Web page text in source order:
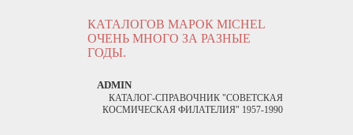
КАТАЛОГОВ МАРОК MICHEL
ОЧЕНЬ МНОГО ЗА РАЗНЫЕ
ГОДЫ.
ADMIN
КАТАЛОГ-СПРАВОЧНИК "СОВЕТСКАЯ
КОСМИЧЕСКАЯ ФИЛАТЕЛИЯ" 1957-1990